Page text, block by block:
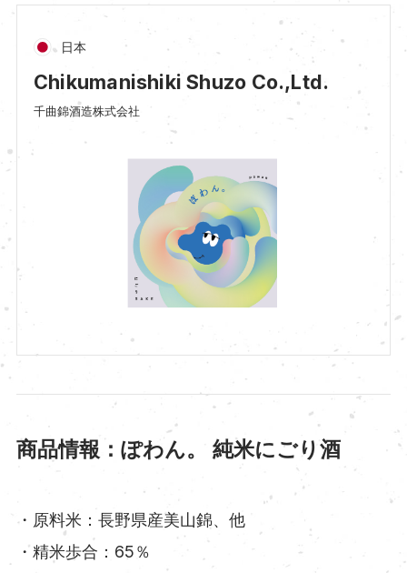
日本
Chikumanishiki Shuzo Co.,Ltd.
千曲錦酒造株式会社
商品情報：ぽわん。 純米にごり酒
・原料米：長野県産美山錦、他
・精米歩合：65％